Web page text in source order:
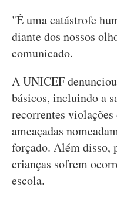
"É uma catástrofe
diante dos nossos
comunicado.
A UNICEF
básicos, incluindo a
recorrentes
ameaçadas
forçado. Além disso,
crianças sofrem
escola.